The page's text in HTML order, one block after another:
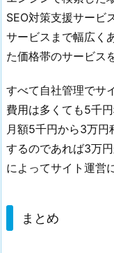
O
策
費
(運
用
費
用)
5.
め
SEO対策支援サービ
サービスまで幅広く
た価格帯のサービス
すべて自社管理でサ
費用は多くても5千
月額5千円から3万円
するのであれば3万
によってサイト運営
まとめ